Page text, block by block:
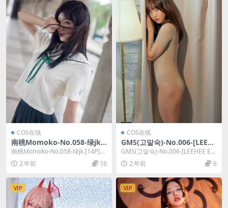
COS在线
南桃Momoko-No.058-绿jk
[14P]
南桃Momoko-No.058-绿jk [14P]，
南桃Momoko在线作品导航...
2 年前 16
COS在线
GMS(고말숙)-No.006-[LEEH
EE EXPRESS] LEBE-026A [48
GMS(고말숙)-No.006-[LEEHEE EX
PRESS] LEBE-02...
2 年前 6
VIP VIP